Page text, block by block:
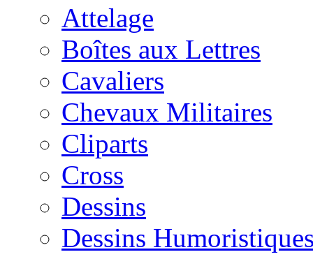
Attelage
Boîtes aux Lettres
Cavaliers
Chevaux Militaires
Cliparts
Cross
Dessins
Dessins